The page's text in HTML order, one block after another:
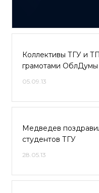
Коллективы ТГУ и
грамотами ОблДумы
05.09.13
Медведев
студентов ТГУ
28.05.13